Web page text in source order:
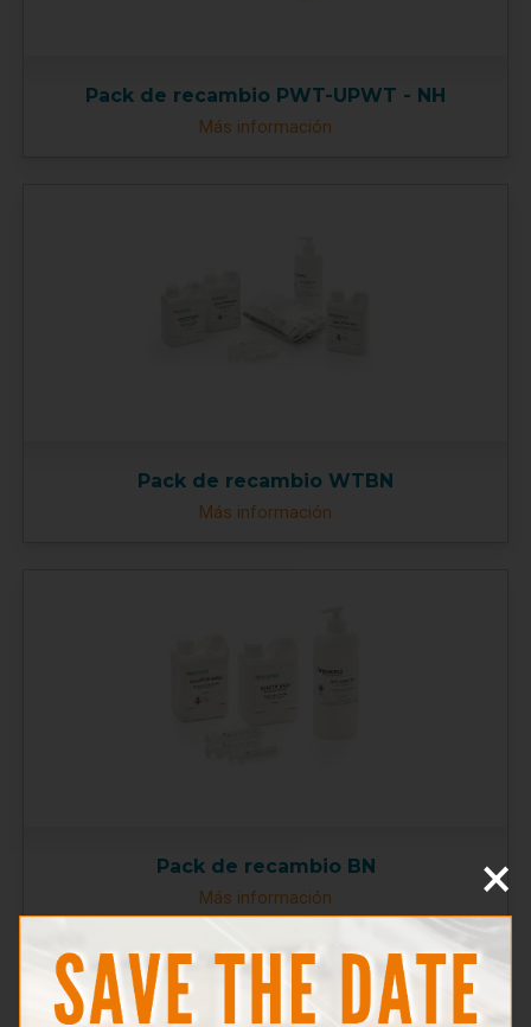
Pack de recambio PWT-UPWT - NH
Más información
Pack de recambio WTBN
Más información
Pack de recambio BN
Más información ×